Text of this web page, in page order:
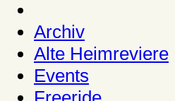
Archiv
Alte Heimreviere
Events